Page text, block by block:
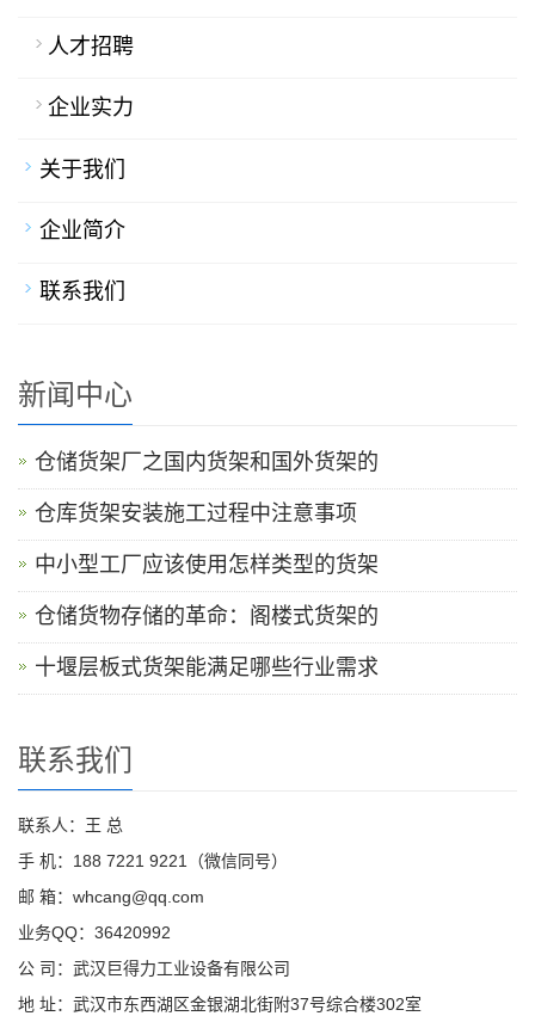
人才招聘
企业实力
关于我们
企业简介
联系我们
新闻中心
仓储货架厂之国内货架和国外货架的
仓库货架安装施工过程中注意事项
中小型工厂应该使用怎样类型的货架
仓储货物存储的革命：阁楼式货架的
十堰层板式货架能满足哪些行业需求
联系我们
联系人：王 总
手 机：188 7221 9221（微信同号）
邮 箱：whcang@qq.com
业务QQ：36420992
公 司：武汉巨得力工业设备有限公司
地 址：武汉市东西湖区金银湖北街附37号综合楼302室